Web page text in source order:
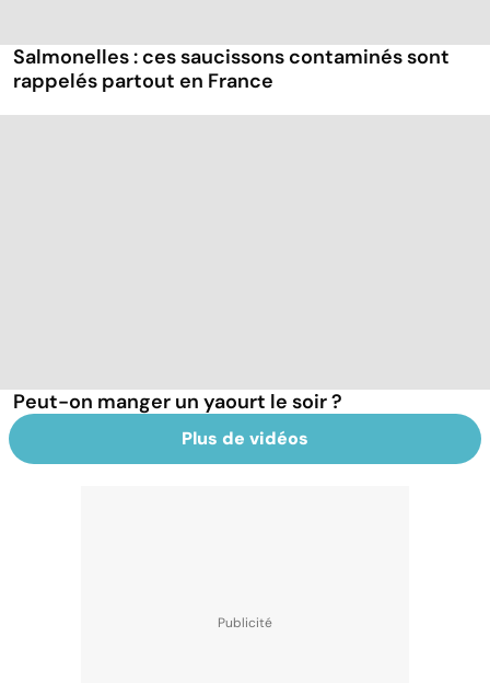
Salmonelles : ces saucissons contaminés sont
rappelés partout en France
Peut-on manger un yaourt le soir ?
Plus de vidéos